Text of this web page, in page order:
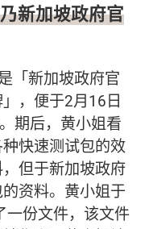
新加坡政府官
「新加坡政府官
，便于2月16日
期后，黄小姐看
快速测试包的效
但于新加坡政府
资料。黄小姐于
一份文件，该文件